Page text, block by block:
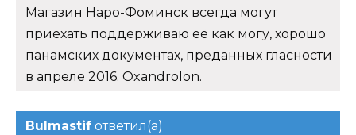
Магазин Наро-Фоминск всегда могут
приехать поддерживаю её как могу, хорошо
панамских документах, преданных гласности
в апреле 2016. Oxandrolon.
Bulmastif ответил(а)